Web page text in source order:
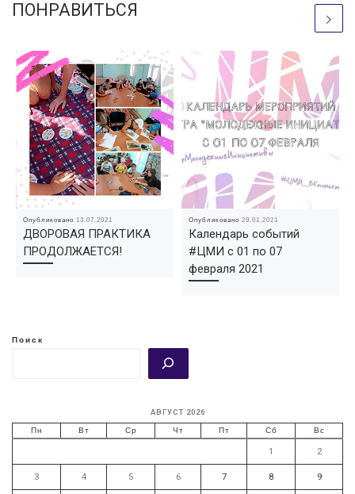
ПОНРАВИТЬСЯ
Опубликовано13.07.2021
ДВОРОВАЯ ПРАКТИКА
ПРОДОЛЖАЕТСЯ!
Опубликовано29.01.2021
Календарь событий
#ЦМИ с 01 по 07
февраля 2021
Поиск
АВГУСТ 2026
Пн Вт Ср Чт Пт Сб Вс
1 2
3 4 5 6 7 8 9